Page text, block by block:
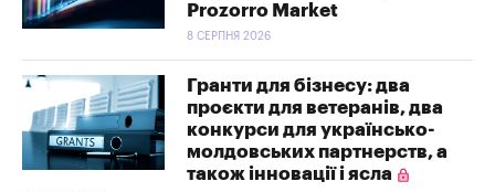
Prozorro Market
8 СЕРПНЯ 2026
Гранти для бізнесу: два
проєкти для ветеранів, два
конкурси для українсько-
молдовських партнерств, а
також інновації і ясла